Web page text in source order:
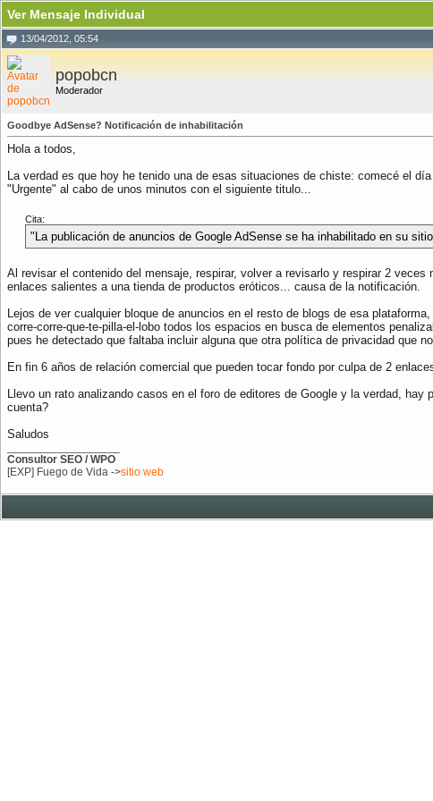
Ver Mensaje Individual
13/04/2012, 05:54
popobcn
Moderador
Goodbye AdSense? Notificación de inhabilitación
Hola a todos,
La verdad es que hoy he tenido una de esas situaciones de chiste: comecé el
"Urgente" al cabo de unos minutos con el siguiente titulo...
Cita:
"La publicación de anuncios de Google AdSense se ha inhabilitado en su
Al revisar el contenido del mensaje, respirar, volver a revisarlo y respirar 2
enlaces salientes a una tienda de productos eróticos... causa de la notificación.
Lejos de ver cualquier bloque de anuncios en el resto de blogs de esa
corre-corre-que-te-pilla-el-lobo todos los espacios en busca de elementos
pues he detectado que faltaba incluir alguna que otra política de privacidad que
En fin 6 años de relación comercial que pueden tocar fondo por culpa de 2
Llevo un rato analizando casos en el foro de editores de Google y la verdad,
cuenta?
Saludos
Consultor SEO / WPO
[EXP] Fuego de Vida ->sitio web